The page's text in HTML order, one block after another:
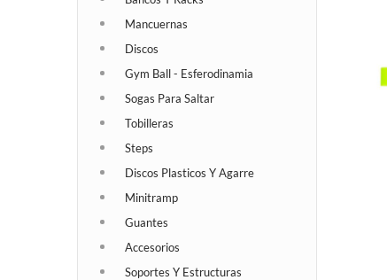
Mancuernas
Discos
Gym Ball - Esferodinamia
Sogas Para Saltar
Tobilleras
Steps
Discos Plasticos Y Agarre
Minitramp
Guantes
Accesorios
Soportes Y Estructuras